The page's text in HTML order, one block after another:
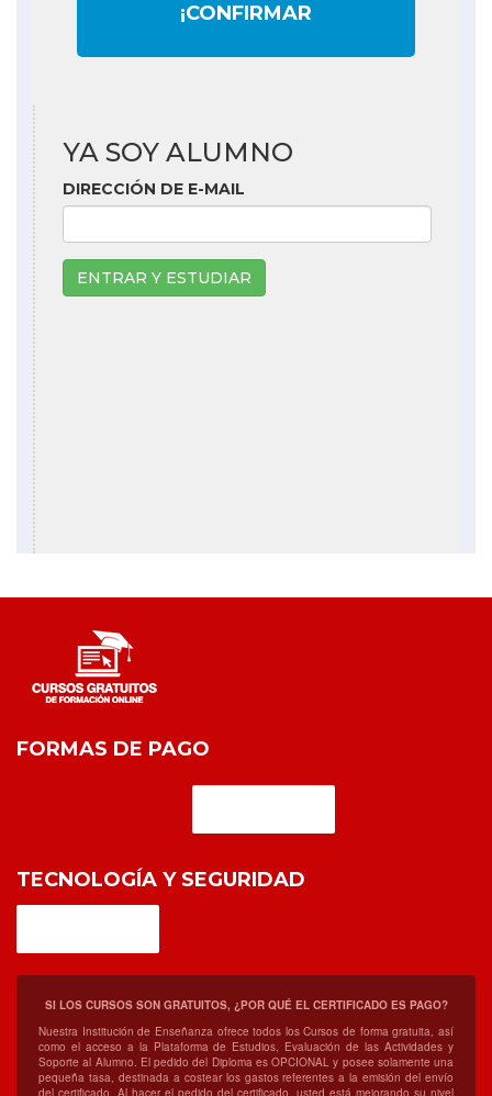
¡CONFIRMAR
YA SOY ALUMNO
DIRECCIÓN DE E-MAIL
ENTRAR Y ESTUDIAR
FORMAS DE PAGO
TECNOLOGÍA Y SEGURIDAD
SI LOS CURSOS SON GRATUITOS, ¿POR QUÉ EL CERTIFICADO ES PAGO?
Nuestra Institución de Enseñanza ofrece todos los Cursos de forma gratuita, así
como el acceso a la Plataforma de Estudios, Evaluación de las Actividades y
Soporte al Alumno. El pedido del Diploma es OPCIONAL y posee solamente una
pequeña tasa, destinada a costear los gastos referentes a la emisión del envío
del certificado. Al hacer el pedido del certificado, usted está mejorando su nivel